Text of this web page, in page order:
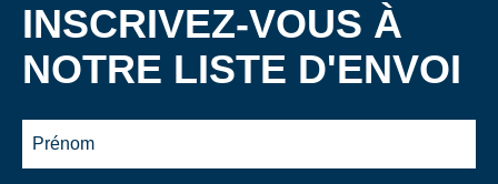
INSCRIVEZ-VOUS À
NOTRE LISTE D'ENVOI